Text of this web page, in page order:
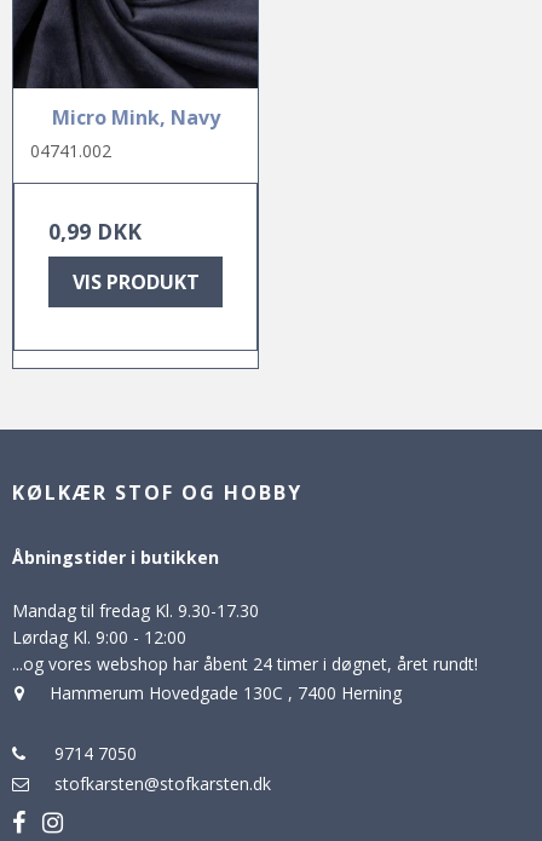
Micro Mink, Navy
04741.002
0,99 DKK
VIS PRODUKT
KØLKÆR STOF OG HOBBY
Åbningstider i butikken
Mandag til fredag Kl. 9.30-17.30
Lørdag Kl. 9:00 - 12:00
...og vores webshop har åbent 24 timer i døgnet, året rundt!
Hammerum Hovedgade 130C , 7400 Herning
9714 7050
stofkarsten@stofkarsten.dk